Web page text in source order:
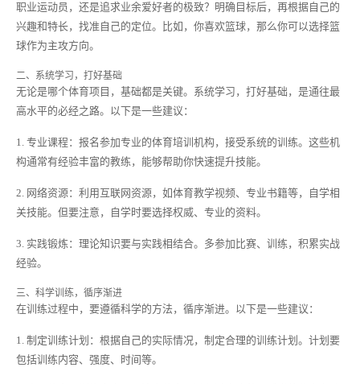
职业运动员，还是追求业余爱好者的极致？明确目标后，再根据自己的
兴趣和特长，找准自己的定位。比如，你喜欢篮球，那么你可以选择篮
球作为主攻方向。
二、系统学习，打好基础
无论是哪个体育项目，基础都是关键。系统学习，打好基础，是通往最
高水平的必经之路。以下是一些建议：
1. 专业课程：报名参加专业的体育培训机构，接受系统的训练。这些机
构通常有经验丰富的教练，能够帮助你快速提升技能。
2. 网络资源：利用互联网资源，如体育教学视频、专业书籍等，自学相
关技能。但要注意，自学时要选择权威、专业的资料。
3. 实践锻炼：理论知识要与实践相结合。多参加比赛、训练，积累实战
经验。
三、科学训练，循序渐进
在训练过程中，要遵循科学的方法，循序渐进。以下是一些建议：
1. 制定训练计划：根据自己的实际情况，制定合理的训练计划。计划要
包括训练内容、强度、时间等。